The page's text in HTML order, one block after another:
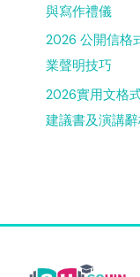
與寫作禮儀
2026 公開信格
業聲明技巧
2026實用文格
建議書及演講